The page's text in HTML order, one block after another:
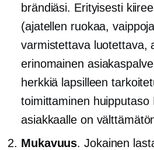
brändiäsi. Erityisesti
(ajatellen ruokaa,
varmistettava luotettava,
erinomainen
herkkiä lapsilleen
toimittaminen huipputaso
asiakkaalle on
Mukavuus. Jokainen